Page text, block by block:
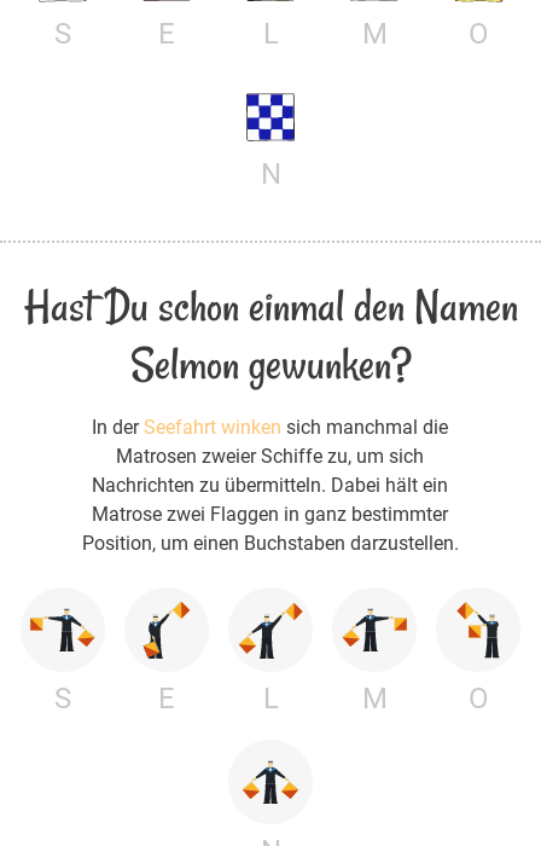
S E L M O
N
Hast Du schon einmal den Namen
Selmon gewunken?
In derSeefahrt winken sich manchmal die
Matrosen zweier Schiffe zu, um sich
Nachrichten zu übermitteln. Dabei hält ein
Matrose zwei Flaggen in ganz bestimmter
Position, um einen Buchstaben darzustellen.
S E L M O